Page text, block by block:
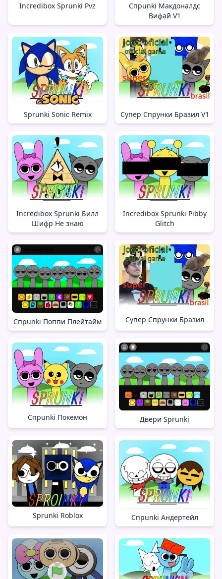
Incredibox Sprunki Pvz
Спрunki Макдоналдс
Вифай V1
Sprunki Sonic Remix Супер Спрунки Бразил V1
Incredibox Sprunki Билл
Шифр Не знаю
Incredibox Sprunki Pibby
Glitch
Спрunki Поппи Плейтайм Супер Спрунки Бразил
Спрunki Покемон Двери Sprunki
Sprunki Roblox Спрunki Андертейл